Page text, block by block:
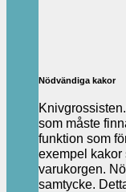
Nödvändiga kakor
som måste
funktion som
exempel kakor
varukorgen.
samtycke.